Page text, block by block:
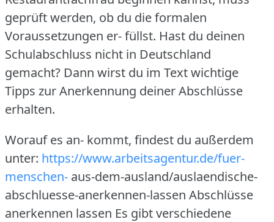
geprüft werden, ob du die formalen
Voraussetzungen er- füllst. Hast du deinen
Schulabschluss nicht in Deutschland
gemacht? Dann wirst du im Text wichtige
Tipps zur Anerkennung deiner Abschlüsse
erhalten.
Worauf es an- kommt, findest du außerdem
unter: https://www.arbeitsagentur.de/fuer-
menschen- aus-dem-ausland/auslaendische-
abschluesse-anerkennen-lassen Abschlüsse
anerkennen lassen Es gibt verschiedene